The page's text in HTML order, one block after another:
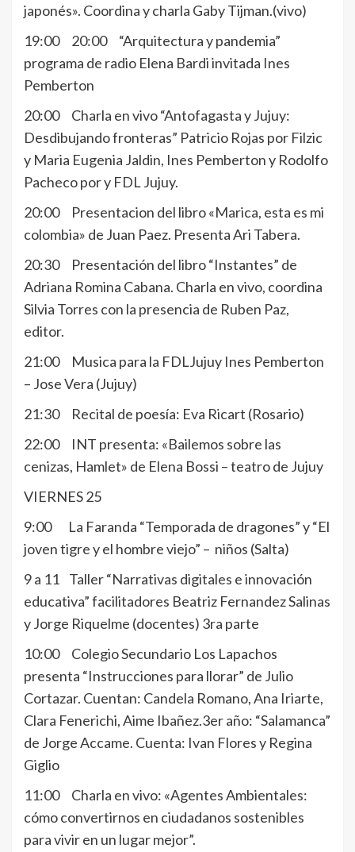
japonés». Coordina y charla Gaby Tijman.(vivo)
19:00 20:00 “Arquitectura y pandemia”
programa de radio Elena Bardi invitada Ines
Pemberton
20:00 Charla en vivo “Antofagasta y Jujuy:
Desdibujando fronteras” Patricio Rojas por Filzic
y Maria Eugenia Jaldin, Ines Pemberton y Rodolfo
Pacheco por y FDL Jujuy.
20:00 Presentacion del libro «Marica, esta es mi
colombia» de Juan Paez. Presenta Ari Tabera.
20:30 Presentación del libro “Instantes” de
Adriana Romina Cabana. Charla en vivo, coordina
Silvia Torres con la presencia de Ruben Paz,
editor.
21:00 Musica para la FDLJujuy Ines Pemberton
– Jose Vera (Jujuy)
21:30 Recital de poesía: Eva Ricart (Rosario)
22:00 INT presenta: «Bailemos sobre las
cenizas, Hamlet» de Elena Bossi – teatro de Jujuy
VIERNES 25
9:00 La Faranda “Temporada de dragones” y “El
joven tigre y el hombre viejo” – niños (Salta)
9 a 11 Taller “Narrativas digitales e innovación
educativa” facilitadores Beatriz Fernandez Salinas
y Jorge Riquelme (docentes) 3ra parte
10:00 Colegio Secundario Los Lapachos
presenta “Instrucciones para llorar” de Julio
Cortazar. Cuentan: Candela Romano, Ana Iriarte,
Clara Fenerichi, Aime Ibañez.3er año: “Salamanca”
de Jorge Accame. Cuenta: Ivan Flores y Regina
Giglio
11:00 Charla en vivo: «Agentes Ambientales:
cómo convertirnos en ciudadanos sostenibles
para vivir en un lugar mejor”.